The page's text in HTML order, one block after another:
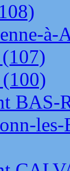
à-
BAS-